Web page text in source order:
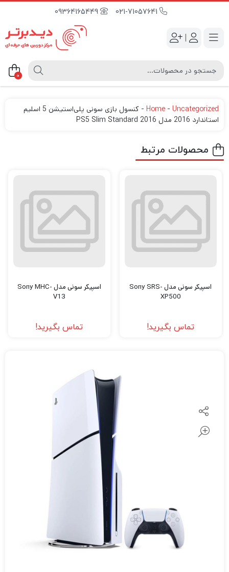
09364165449
|
0
Home - Uncategorized
-
کنسول بازی سونی پلی‌استیشن 5 اسلیم
استاندارد 2016 مدل PS5 Slim Standard 2016
محصولات مرتبط
اسپیکر سونی مدل Sony SRS-
XP500
تماس بگیرید!
اسپیکر سونی مدل Sony MHC-
V13
تماس بگیرید!